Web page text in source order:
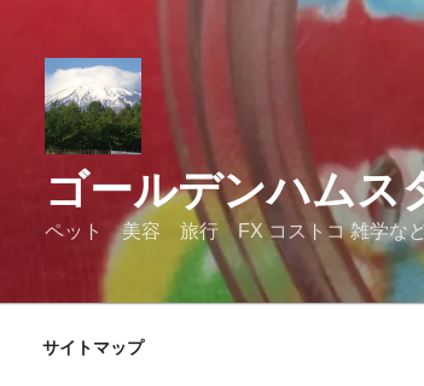
ゴールデンハム
ペット 美容 旅行 FX コストコ 雑学な
サイトマップ